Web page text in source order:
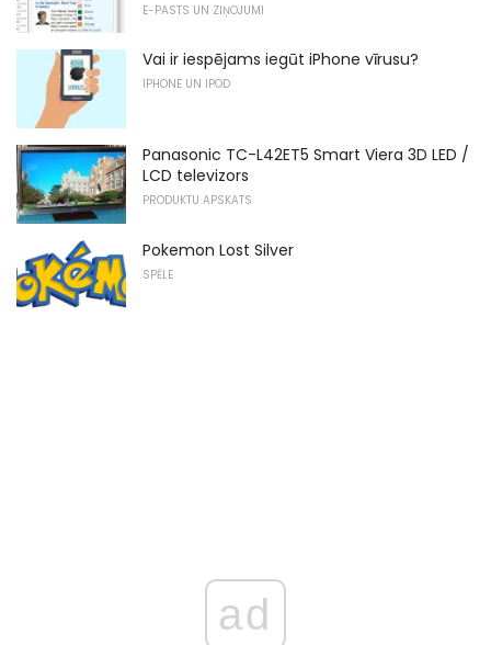
E-PASTS UN ZIŅOJUMI
Vai ir iespējams iegūt iPhone vīrusu?
IPHONE UN IPOD
Panasonic TC-L42ET5 Smart Viera 3D LED /
LCD televizors
PRODUKTU APSKATS
Pokemon Lost Silver
SPĒLE
ad